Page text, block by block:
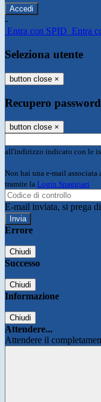
-
Entra con SPID Entra
Seleziona utente
button close ×
Recupero password
button close ×
all'indirizzo indicato con le
Non hai una e-mail associata
tramite la Login Spaggiari
E-mail inviata, si prega
Errore
Chiudi
Successo
Chiudi
Informazione
Chiudi
Attendere...
Attendere il